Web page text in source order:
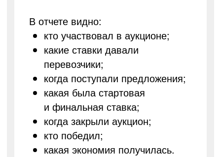
В отчете видно:
кто участвовал в аукционе;
какие ставки давали
перевозчики;
когда поступали предложения;
какая была стартовая
и финальная ставка;
когда закрыли аукцион;
кто победил;
какая экономия получилась.